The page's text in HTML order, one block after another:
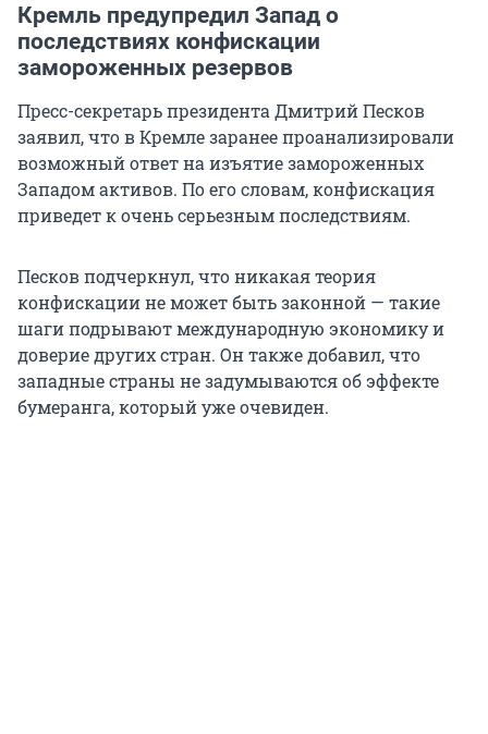
Кремль предупредил Запад о
последствиях конфискации
замороженных резервов
Пресс-секретарь президента Дмитрий Песков
заявил, что в Кремле заранее проанализировали
возможный ответ на изъятие замороженных
Западом активов. По его словам, конфискация
приведет к очень серьезным последствиям.
Песков подчеркнул, что никакая теория
конфискации не может быть законной — такие
шаги подрывают международную экономику и
доверие других стран. Он также добавил, что
западные страны не задумываются об эффекте
бумеранга, который уже очевиден.